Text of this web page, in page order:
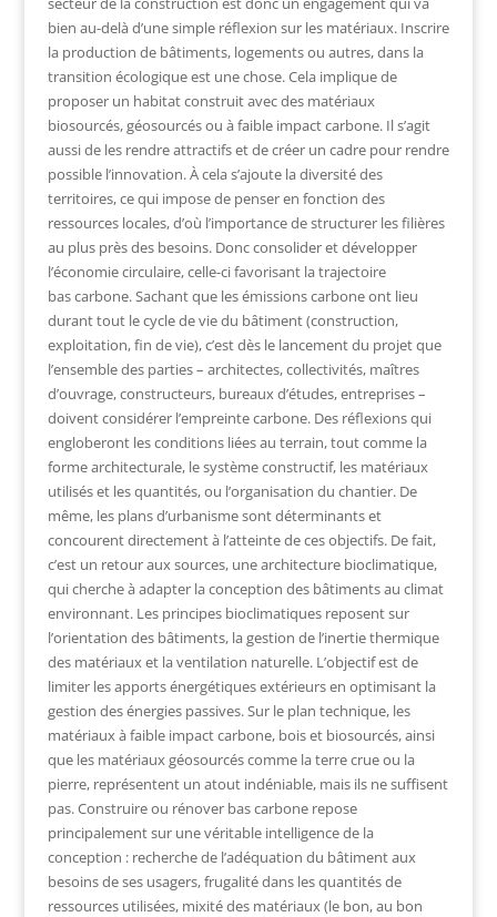
bien au-delà d’une simple réflexion sur les matériaux. Inscrire
la production de bâtiments, logements ou autres, dans la
transition écologique est une chose. Cela implique de
proposer un habitat construit avec des matériaux
biosourcés, géosourcés ou à faible impact carbone. Il s’agit
aussi de les rendre attractifs et de créer un cadre pour rendre
possible l’innovation. À cela s’ajoute la diversité des
territoires, ce qui impose de penser en fonction des
ressources locales, d’où l’importance de structurer les filières
au plus près des besoins. Donc consolider et développer
l’économie circulaire, celle-ci favorisant la trajectoire
bas carbone. Sachant que les émissions carbone ont lieu
durant tout le cycle de vie du bâtiment (construction,
exploitation, fin de vie), c’est dès le lancement du projet que
l’ensemble des parties – architectes, collectivités, maîtres
d’ouvrage, constructeurs, bureaux d’études, entreprises –
doivent considérer l’empreinte carbone. Des réflexions qui
engloberont les conditions liées au terrain, tout comme la
forme architecturale, le système constructif, les matériaux
utilisés et les quantités, ou l’organisation du chantier. De
même, les plans d’urbanisme sont déterminants et
concourent directement à l’atteinte de ces objectifs. De fait,
c’est un retour aux sources, une architecture bioclimatique,
qui cherche à adapter la conception des bâtiments au climat
environnant. Les principes bioclimatiques reposent sur
l’orientation des bâtiments, la gestion de l’inertie thermique
des matériaux et la ventilation naturelle. L’objectif est de
limiter les apports énergétiques extérieurs en optimisant la
gestion des énergies passives. Sur le plan technique, les
matériaux à faible impact carbone, bois et biosourcés, ainsi
que les matériaux géosourcés comme la terre crue ou la
pierre, représentent un atout indéniable, mais ils ne suffisent
pas. Construire ou rénover bas carbone repose
principalement sur une véritable intelligence de la
conception : recherche de l’adéquation du bâtiment aux
besoins de ses usagers, frugalité dans les quantités de
ressources utilisées, mixité des matériaux (le bon, au bon